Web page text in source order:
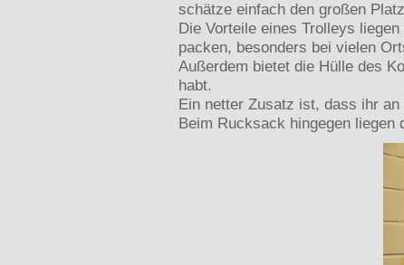
schätze einfach den großen
Die Vorteile eines Trolleys
packen, besonders bei vielen
Außerdem bietet die Hülle des
habt.
Ein netter Zusatz ist, dass ihr
Beim Rucksack hingegen liegen